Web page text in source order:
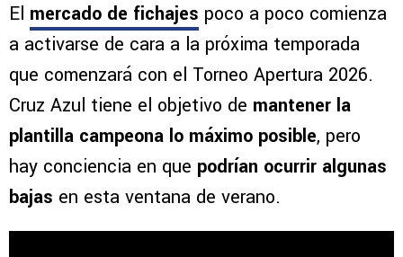
El mercado de fichajes poco a poco comienza
a activarse de cara a la próxima temporada
que comenzará con el Torneo Apertura 2026.
Cruz Azul tiene el objetivo de mantener la
plantilla campeona lo máximo posible, pero
hay conciencia en que podrían ocurrir algunas
bajas en esta ventana de verano.